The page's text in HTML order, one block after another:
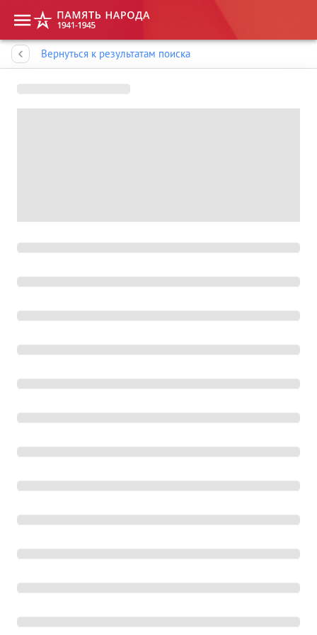
Вернуться к результатам поиска
Память народа